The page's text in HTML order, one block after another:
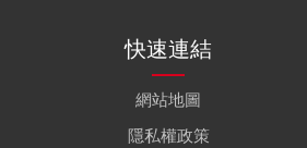
快速連結
網站地圖
隱私權政策